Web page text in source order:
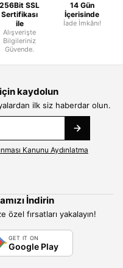
256Bit SSL
Sertifikası
ile
Alışverişte
Bilgileriniz
Güvende.
14 Gün
İçerisinde
İade İmkânı!
kaydolun
ilk siz haberdar olun.
Kanunu Aydınlatma
İndirin
özel fırsatları yakalayın!
GET IT ON
Google Play